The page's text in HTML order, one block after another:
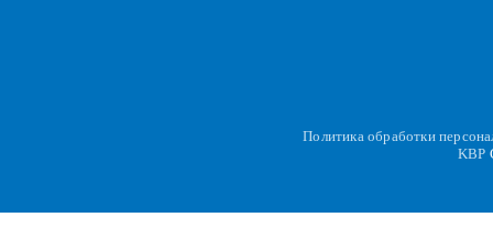
Политика обработки
KBP